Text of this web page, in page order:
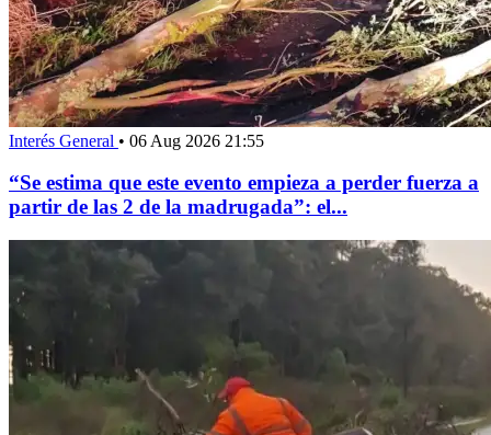
Interés General • 06 Aug 2026 21:55
“Se estima que este evento empieza a perder fuerza a
partir de las 2 de la madrugada”: el...